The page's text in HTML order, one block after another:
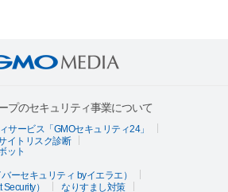
プのセキュリティ事業について
サービス「GMOセキュリティ24」
イトリスク診断
ット
ーセキュリティ byイエラエ）
）
なりすまし対策